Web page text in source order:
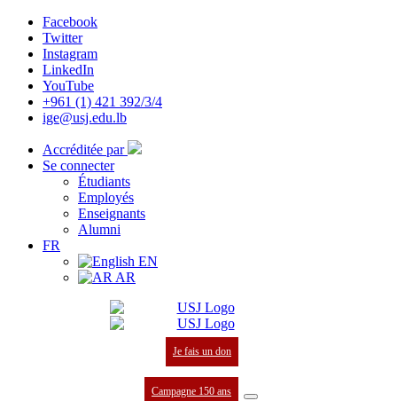
Facebook
Twitter
Instagram
LinkedIn
YouTube
+961 (1) 421 392/3/4
ige@usj.edu.lb
Accréditée par
Se connecter
Étudiants
Employés
Enseignants
Alumni
FR
EN
AR
Je fais un don
Campagne 150 ans